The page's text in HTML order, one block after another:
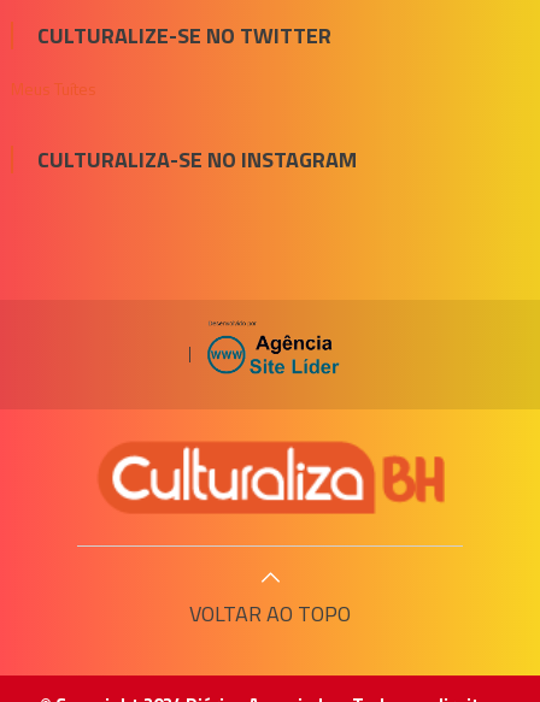
CULTURALIZE-SE NO TWITTER
Meus Tuítes
CULTURALIZA-SE NO INSTAGRAM
|
VOLTAR AO TOPO